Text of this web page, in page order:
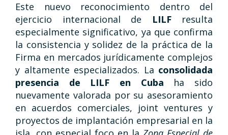
Este nuevo reconocimiento dentro del
ejercicio internacional de
LILFresulta
especialmente significativo, ya que confirma
la consistencia y solidez de la práctica de la
Firma en mercados jurídicamente complejos
y altamente especializados. La consolidada
presencia de LILF en Cuba ha sido
nuevamente valorada por su asesoramiento
en acuerdos comerciales, joint ventures y
proyectos de implantación empresarial en la